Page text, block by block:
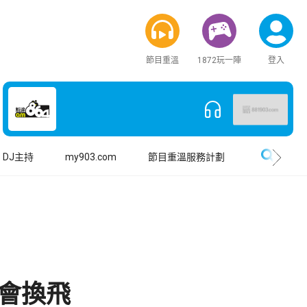
節目重溫 1872玩一陣 登入
DJ主持 my903.com 節目重溫服務計劃
換飛